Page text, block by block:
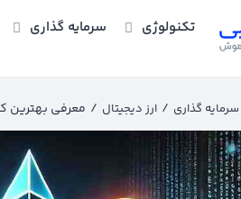
تکنولوژی سرمایه گذاری
سرمایه گذاری / ارز دیجیتال / معرفی بهترین